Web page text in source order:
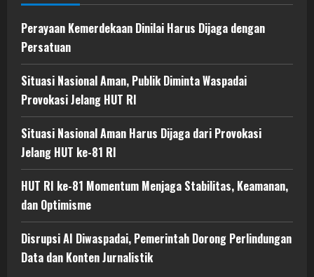
Perayaan Kemerdekaan Dinilai Harus Dijaga dengan
Persatuan
Situasi Nasional Aman, Publik Diminta Waspadai
Provokasi Jelang HUT RI
Situasi Nasional Aman Harus Dijaga dari Provokasi
Jelang HUT ke-81 RI
HUT RI ke-81 Momentum Menjaga Stabilitas, Keamanan,
dan Optimisme
Disrupsi AI Diwaspadai, Pemerintah Dorong Perlindungan
Data dan Konten Jurnalistik